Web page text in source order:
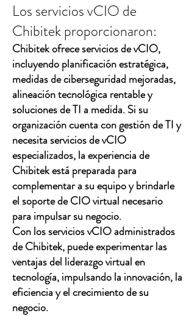
Los servicios vCIO de
Chibitek proporcionaron:
Chibitek ofrece servicios de vCIO,
incluyendo planificación estratégica,
medidas de ciberseguridad mejoradas,
alineación tecnológica rentable y
soluciones de TI a medida. Si su
organización cuenta con gestión de TI y
necesita servicios de vCIO
especializados, la experiencia de
Chibitek está preparada para
complementar a su equipo y brindarle
el soporte de CIO virtual necesario
para impulsar su negocio.
Con los servicios vCIO administrados
de Chibitek, puede experimentar las
ventajas del liderazgo virtual en
tecnología, impulsando la innovación, la
eficiencia y el crecimiento de su
negocio.